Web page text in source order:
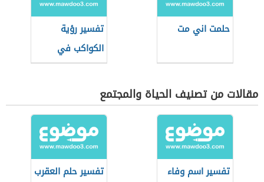
حلمت اني مت
تفسير رؤية
الكواكب في
المنام
مقالات من تصنيف الحياة والمجتمع
تفسير اسم وفاء
تفسير حلم العقرب